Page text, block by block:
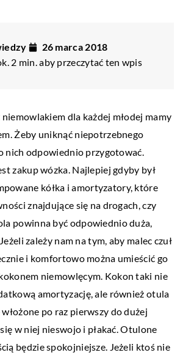
26 marca 2018
2 min. aby przeczytać ten wpis
dla każdej młodej mamy
Żeby uniknąć niepotrzebnego
nich odpowiednio przygotować.
zakup wózka. Najlepiej gdyby był
kółka i amortyzatory, które
znajdujące się na drogach, czy
powinna być odpowiednio duża,
zależy nam na tym, aby malec czuł
i komfortowo można umieścić go
niemowlęcym. Kokon taki nie
amortyzację, ale również otula
po raz pierwszy do dużej
w niej nieswojo i płakać. Otulone
będzie spokojniejsze. Jeżeli ktoś nie